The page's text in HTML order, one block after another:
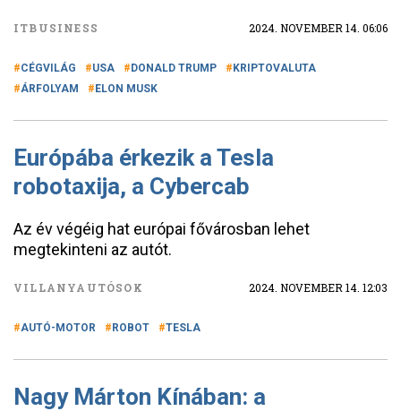
ITBUSINESS 2024. NOVEMBER 14. 06:06
CÉGVILÁG USA DONALD TRUMP
KRIPTOVALUTA
ÁRFOLYAM
ELON MUSK
Európába érkezik a Tesla
robotaxija, a Cybercab
Az év végéig hat európai fővárosban lehet
megtekinteni az autót.
VILLANYAUTÓSOK 2024. NOVEMBER 14. 12:03
AUTÓ-MOTOR ROBOT TESLA
Nagy Márton Kínában: a